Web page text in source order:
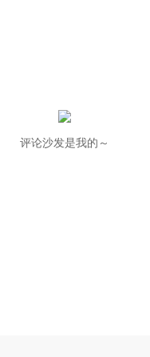
评论沙发是我的～